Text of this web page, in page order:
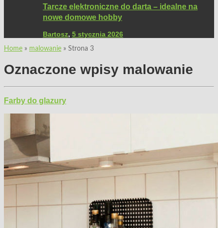
Tarcze elektroniczne do darta – idealne na
nowe domowe hobby
Bartosz, 5 stycznia 2026
Home » malowanie » Strona 3
Oznaczone wpisy malowanie
Farby do glazury